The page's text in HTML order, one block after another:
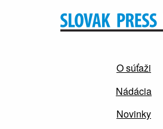
O súťaži
Nádácia
Novinky